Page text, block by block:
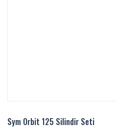
Sym Orbit 125 Silindir Seti